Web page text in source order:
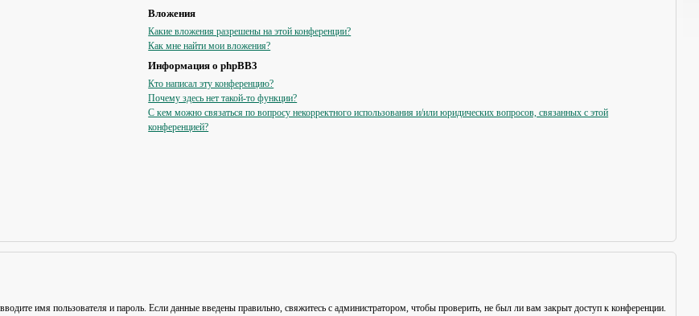
Вложения
Какие вложения разрешены на этой конференции?
Как мне найти мои вложения?
Информация о phpBB3
Кто написал эту конференцию?
Почему здесь нет такой-то функции?
С кем можно связаться по вопросу некорректного использования и/или юридических вопросов, связанных с этой
конференцией?
имя пользователя и пароль. Если данные введены правильно, свяжитесь с администратором, чтобы проверить, не был ли вам закрыт доступ к конференции.